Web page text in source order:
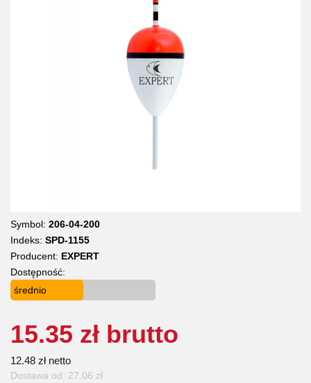
Symbol: 206-04-200
Indeks: SPD-1155
Producent: EXPERT
Dostępność:
średnio
15.35 zł brutto
12.48 zł netto
Dostawa od: 27.06 zł